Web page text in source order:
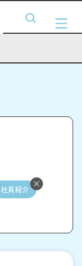
社員紹介